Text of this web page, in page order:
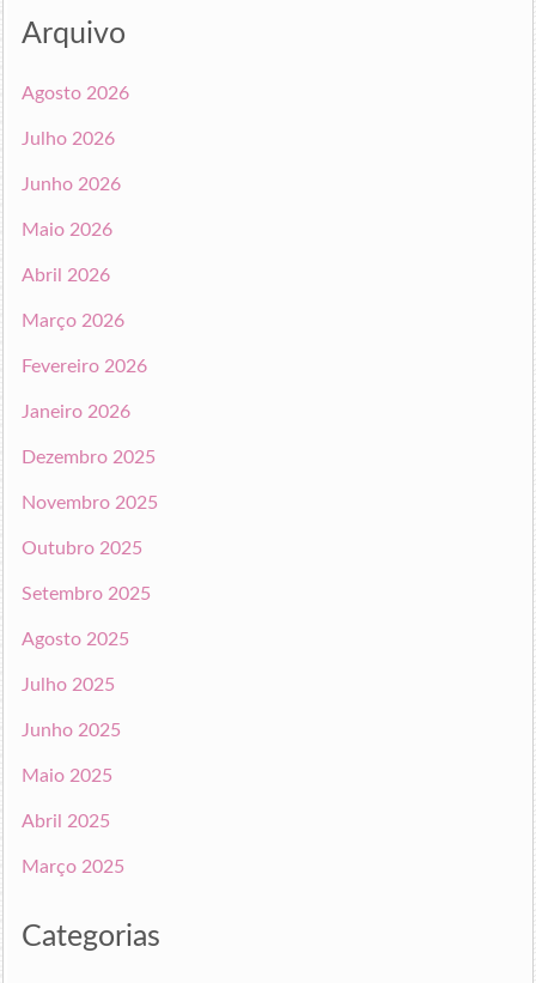
Arquivo
Agosto 2026
Julho 2026
Junho 2026
Maio 2026
Abril 2026
Março 2026
Fevereiro 2026
Janeiro 2026
Dezembro 2025
Novembro 2025
Outubro 2025
Setembro 2025
Agosto 2025
Julho 2025
Junho 2025
Maio 2025
Abril 2025
Março 2025
Categorias